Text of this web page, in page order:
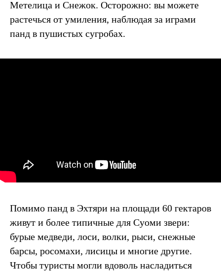
Метелица и Снежок. Осторожно: вы можете
растечься от умиления, наблюдая за играми
панд в пушистых сугробах.
Помимо панд в Эхтяри на площади 60 гектаров
живут и более типичные для Суоми звери:
бурые медведи, лоси, волки, рыси, снежные
барсы, росомахи, лисицы и многие другие.
Чтобы туристы могли вдоволь насладиться